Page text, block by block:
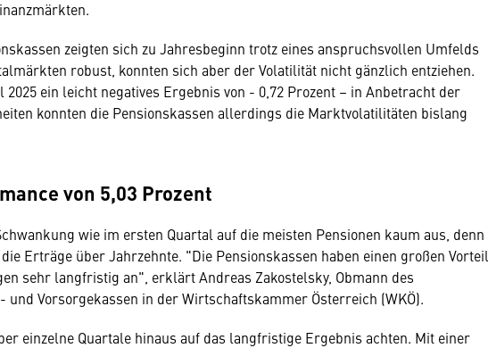
zeigten sich zu Jahresbeginn trotz eines anspruchsvollen Umfelds
robust, konnten sich aber der Volatilität nicht gänzlich entziehen.
2025 ein leicht negatives Ergebnis von - 0,72 Prozent – in Anbetracht der
konnten die Pensionskassen allerdings die Marktvolatilitäten bislang
von 5,03 Prozent
wie im ersten Quartal auf die meisten Pensionen kaum aus, denn
Erträge über Jahrzehnte. "Die Pensionskassen haben einen großen Vorteil
sehr langfristig an", erklärt Andreas Zakostelsky, Obmann des
und Vorsorgekassen in der Wirtschaftskammer Österreich (WKÖ).
einzelne Quartale hinaus auf das langfristige Ergebnis achten. Mit einer